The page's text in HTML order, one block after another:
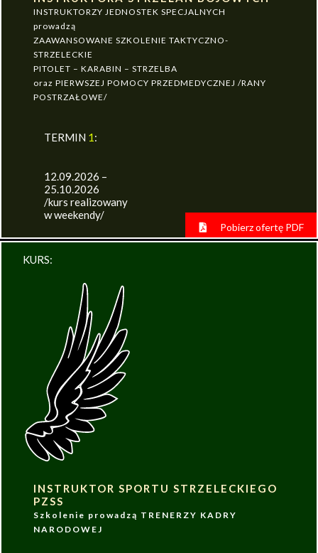
INSTRUKTORZY JEDNOSTEK SPECJALNYCH
prowadzą
ZAAWANSOWANE SZKOLENIE TAKTYCZNO-
STRZELECKIE
PITOLET – KARABIN – STRZELBA
oraz PIERWSZEJ POMOCY PRZEDMEDYCZNEJ /RANY
POSTRZAŁOWE/
TERMIN 1:
12.09.2026 –
25.10.2026
/kurs realizowany
w weekendy/
Pobierz ofertę PDF
KURS:
INSTRUKTOR SPORTU STRZELECKIEGO
PZSS
Szkolenie prowadzą TRENERZY KADRY
NARODOWEJ